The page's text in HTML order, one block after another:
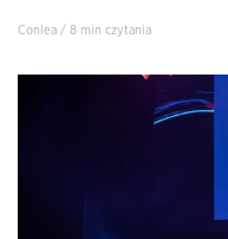
Conlea / 8 min czytania